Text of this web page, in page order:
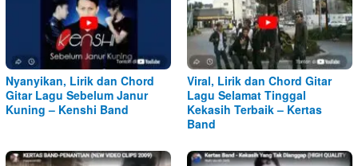
Nyanyikan, Lirik dan Chord
Gitar Lagu Sebelum Janur
Kuning – Kenshi Band
Viral, Lirik dan Chord Gitar
Lagu Selamat Tinggal
Kekasih Terbaik – Kertas
Band